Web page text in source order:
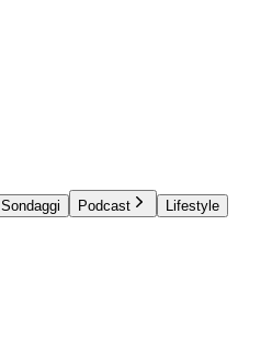
Sondaggi Podcast
Lifestyle